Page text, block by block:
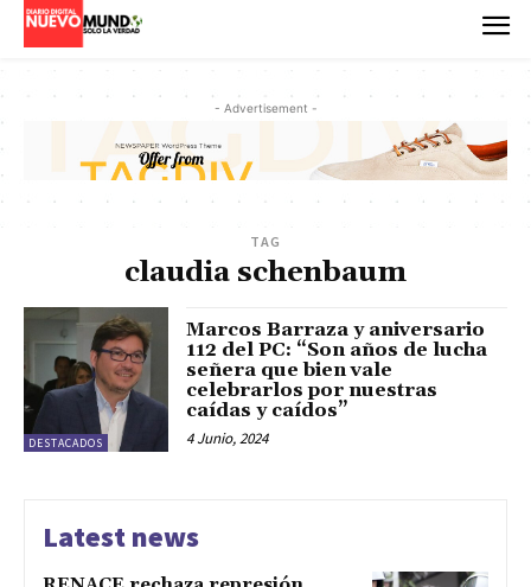
- Advertisement -
TAG
claudia schenbaum
DESTACADOS
Marcos Barraza y aniversario
112 del PC: “Son años de lucha
señera que bien vale
celebrarlos por nuestras
caídas y caídos”
4 Junio, 2024
Latest news